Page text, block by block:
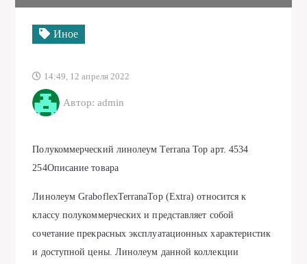
Иное
14:49, 12 апреля 2022
Автор: admin
Полукоммерческий линолеум Terrana Top арт. 4534
254Описание товара
Линолеум GraboflexTerranaTop (Extra) относится к
классу полукоммерческих и представляет собой
сочетание прекрасных эксплуатационных характеристик
и доступной цены. Линолеум данной коллекции